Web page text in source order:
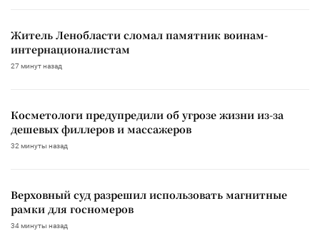
Житель Ленобласти сломал памятник воинам-
интернационалистам
27 минут назад
Косметологи предупредили об угрозе жизни из-за
дешевых филлеров и массажеров
32 минуты назад
Верховный суд разрешил использовать магнитные
рамки для госномеров
34 минуты назад